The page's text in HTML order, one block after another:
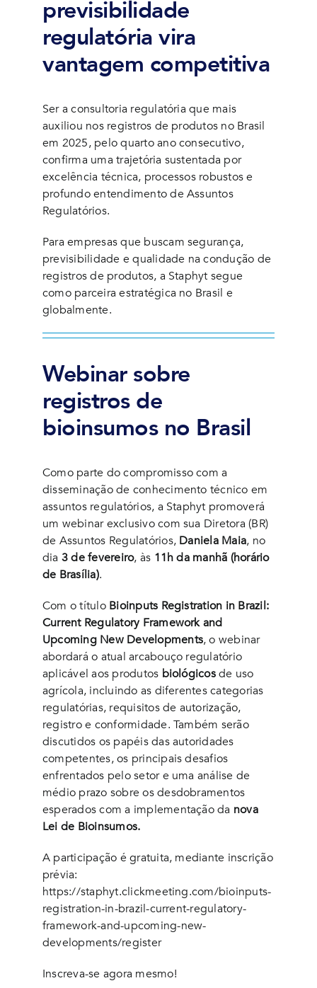
previsibilidade
regulatória vira
vantagem competitiva
Ser a consultoria regulatória que mais
auxiliou nos registros de produtos no Brasil
em 2025, pelo quarto ano consecutivo,
confirma uma trajetória sustentada por
excelência técnica, processos robustos e
profundo entendimento de Assuntos
Regulatórios.
Para empresas que buscam segurança,
previsibilidade e qualidade na condução de
registros de produtos, a Staphyt segue
como parceira estratégica no Brasil e
globalmente.
Webinar sobre
registros de
bioinsumos no Brasil
Como parte do compromisso com a
disseminação de conhecimento técnico em
assuntos regulatórios, a Staphyt promoverá
um webinar exclusivo com sua Diretora (BR)
de Assuntos Regulatórios, Daniela Maia, no
dia 3 de fevereiro, às 11h da manhã (horário
de Brasília).
Com o título Bioinputs Registration in Brazil:
Current Regulatory Framework and
Upcoming New Developments, o webinar
abordará o atual arcabouço regulatório
aplicável aos produtos biológicosde uso
agrícola, incluindo as diferentes categorias
regulatórias, requisitos de autorização,
registro e conformidade. Também serão
discutidos os papéis das autoridades
competentes, os principais desafios
enfrentados pelo setor e uma análise de
médio prazo sobre os desdobramentos
esperados com a implementação da nova
Lei de Bioinsumos.
A participação é gratuita, mediante inscrição
prévia:
https://staphyt.clickmeeting.com/bioinputs-
registration-in-brazil-current-regulatory-
framework-and-upcoming-new-
developments/register
Inscreva-se agora mesmo!